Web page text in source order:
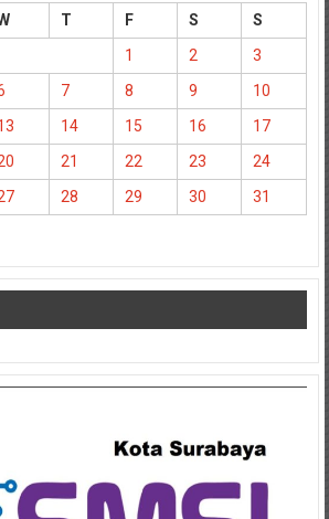
T F S
S
1
2
3
7 8 9
10
14 15 16
17
21 22 23
24
28 29 30 31